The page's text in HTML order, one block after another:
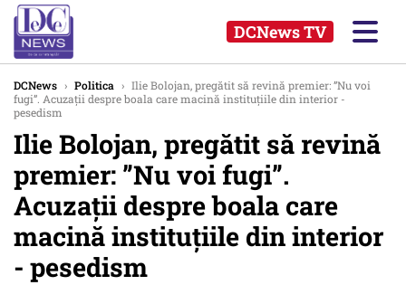
DCNews TV
DCNews › Politica › Ilie Bolojan, pregătit să revină premier: ”Nu voi
fugi”. Acuzații despre boala care macină instituțiile din interior -
pesedism
Ilie Bolojan, pregătit să revină
premier: ”Nu voi fugi”.
Acuzații despre boala care
macină instituțiile din interior
- pesedism